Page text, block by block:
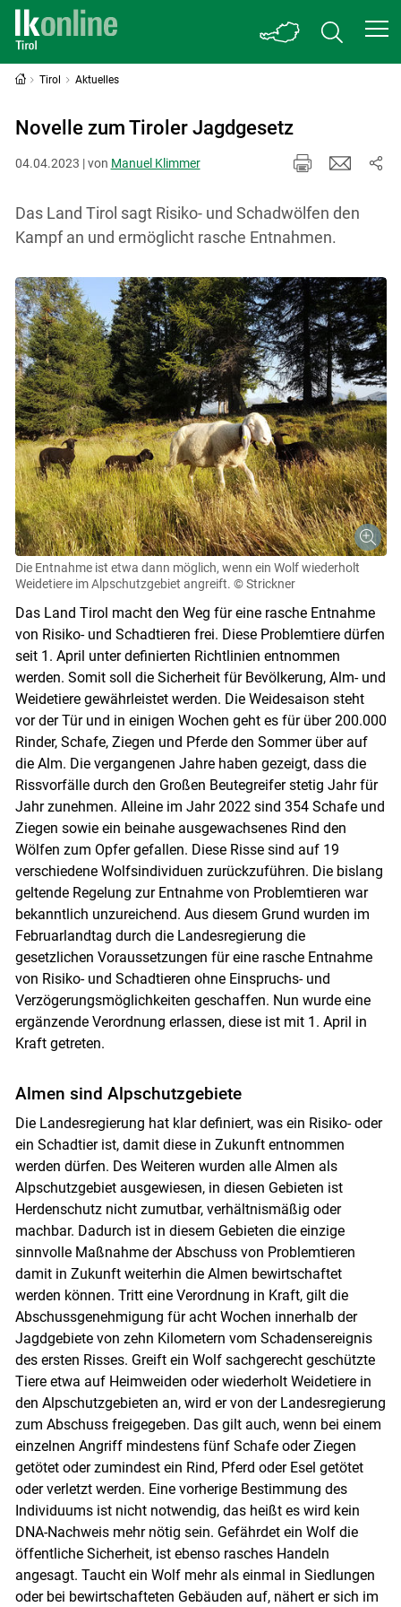
Skip to main content
Tirol Aktuelles
Novelle zum Tiroler Jagdgesetz
04.04.2023 | von Manuel Klimmer
Das Land Tirol sagt Risiko- und Schadwölfen den
Kampf an und ermöglicht rasche Entnahmen.
Die Entnahme ist etwa dann möglich, wenn ein Wolf wiederholt
Weidetiere im Alpschutzgebiet angreift. © Strickner
Das Land Tirol macht den Weg für eine rasche Entnahme
von Risiko- und Schadtieren frei. Diese Problemtiere dürfen
seit 1. April unter definierten Richtlinien entnommen
werden. Somit soll die Sicherheit für Bevölkerung, Alm- und
Weidetiere gewährleistet werden. Die Weidesaison steht
vor der Tür und in einigen Wochen geht es für über 200.000
Rinder, Schafe, Ziegen und Pferde den Sommer über auf
die Alm. Die vergangenen Jahre haben gezeigt, dass die
Rissvorfälle durch den Großen Beutegreifer stetig Jahr für
Jahr zunehmen. Alleine im Jahr 2022 sind 354 Schafe und
Ziegen sowie ein beinahe ausgewachsenes Rind den
Wölfen zum Opfer gefallen. Diese Risse sind auf 19
verschiedene Wolfsindividuen zurückzuführen. Die bislang
geltende Regelung zur Entnahme von Problemtieren war
bekanntlich unzureichend. Aus diesem Grund wurden im
Februarlandtag durch die Landesregierung die
gesetzlichen Voraussetzungen für eine rasche Entnahme
von Risiko- und Schadtieren ohne Einspruchs- und
Verzögerungsmöglichkeiten geschaffen. Nun wurde eine
ergänzende Verordnung erlassen, diese ist mit 1. April in
Kraft getreten.
Almen sind Alpschutzgebiete
Die Landesregierung hat klar definiert, was ein Risiko- oder
ein Schadtier ist, damit diese in Zukunft entnommen
werden dürfen. Des Weiteren wurden alle Almen als
Alpschutzgebiet ausgewiesen, in diesen Gebieten ist
Herdenschutz nicht zumutbar, verhältnismäßig oder
machbar. Dadurch ist in diesem Gebieten die einzige
sinnvolle Maßnahme der Abschuss von Problemtieren
damit in Zukunft weiterhin die Almen bewirtschaftet
werden können. Tritt eine Verordnung in Kraft, gilt die
Abschussgenehmigung für acht Wochen innerhalb der
Jagdgebiete von zehn Kilometern vom Schadensereignis
des ersten Risses. Greift ein Wolf sachgerecht geschützte
Tiere etwa auf Heimweiden oder wiederholt Weidetiere in
den Alpschutzgebieten an, wird er von der Landesregierung
zum Abschuss freigegeben. Das gilt auch, wenn bei einem
einzelnen Angriff mindestens fünf Schafe oder Ziegen
getötet oder zumindest ein Rind, Pferd oder Esel getötet
oder verletzt werden. Eine vorherige Bestimmung des
Individuums ist nicht notwendig, das heißt es wird kein
DNA-Nachweis mehr nötig sein. Gefährdet ein Wolf die
öffentliche Sicherheit, ist ebenso rasches Handeln
angesagt. Taucht ein Wolf mehr als einmal in Siedlungen
oder bei bewirtschafteten Gebäuden auf, nähert er sich im